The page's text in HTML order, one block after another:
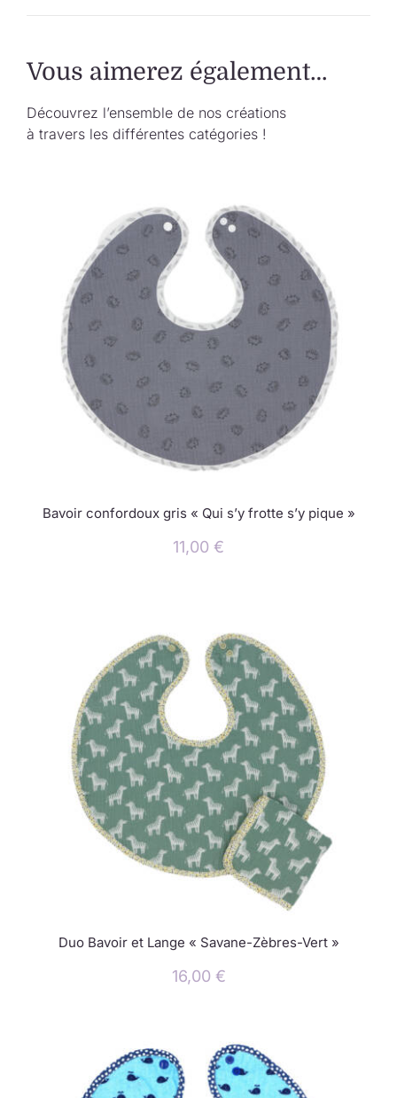
Vous aimerez également…
Découvrez l’ensemble de nos créations
à travers les différentes catégories !
Bavoir confordoux gris « Qui s’y frotte s’y pique »
11,00 €
Duo Bavoir et Lange « Savane-Zèbres-Vert »
16,00 €